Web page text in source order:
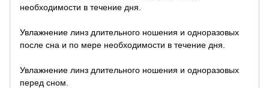
необходимости в течение дня.
Увлажнение линз длительного ношения и одноразовых
после сна и по мере необходимости в течение дня.
Увлажнение линз длительного ношения и одноразовых
перед сном.